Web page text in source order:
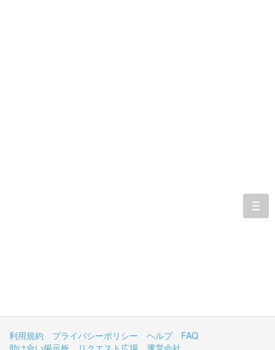
利用規約 プライバシーポリシー ヘルプ
FAQ
助け合い掲示板
リクエスト広場 運営会社